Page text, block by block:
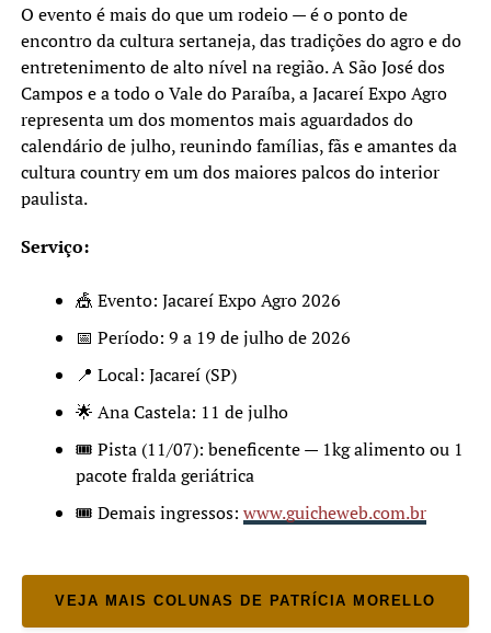
O evento é mais do que um rodeio — é o ponto de
encontro da cultura sertaneja, das tradições do agro e do
entretenimento de alto nível na região. A São José dos
Campos e a todo o Vale do Paraíba, a Jacareí Expo Agro
representa um dos momentos mais aguardados do
calendário de julho, reunindo famílias, fãs e amantes da
cultura country em um dos maiores palcos do interior
paulista.
Serviço:
🎪 Evento: Jacareí Expo Agro 2026
📅 Período: 9 a 19 de julho de 2026
📍 Local: Jacareí (SP)
🌟 Ana Castela: 11 de julho
🎟️ Pista (11/07): beneficente — 1kg alimento ou 1
pacote fralda geriátrica
🎟️ Demais ingressos: www.guicheweb.com.br
VEJA MAIS COLUNAS DE PATRÍCIA MORELLO